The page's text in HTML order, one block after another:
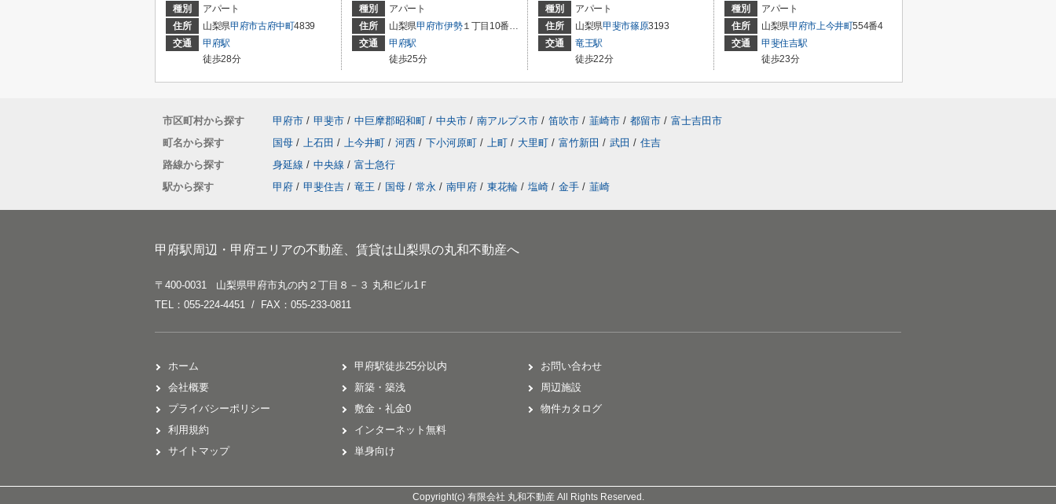
種別
アパート
住所
山梨県甲府市古府中町4839
交通
甲府駅
徒歩28分
種別
アパート
住所
山梨県甲府市伊勢１丁目10番16号
交通
甲府駅
徒歩25分
種別
アパート
住所
山梨県甲斐市篠原3193
交通
竜王駅
徒歩22分
種別
アパート
住所
山梨県甲府市上今井町554番4
交通
甲斐住吉駅
徒歩23分
市区町村から探す 甲府市 / 甲斐市 / 中巨摩郡昭和町 / 中央市 / 南アルプス市 / 笛吹市 / 韮崎市 / 都留市 / 富士吉田市
町名から探す
国母 / 上石田 / 上今井町 / 河西 / 下小河原町 / 上町 / 大里町 / 富竹新田 / 武田 / 住吉
路線から探す
身延線 / 中央線 / 富士急行
駅から探す
甲府 / 甲斐住吉 / 竜王 / 国母 / 常永 / 南甲府 / 東花輪 / 塩崎 / 金手 / 韮崎
甲府駅周辺・甲府エリアの不動産、賃貸は山梨県の丸和不動産へ
〒400-0031 山梨県甲府市丸の内２丁目８－３ 丸和ビル1Ｆ
TEL：055-224-4451 / FAX：055-233-0811
ホーム
会社概要
プライバシーポリシー
利用規約
サイトマップ
甲府駅徒歩25分以内
新築・築浅
敷金・礼金0
インターネット無料
単身向け
お問い合わせ
周辺施設
物件カタログ
Copyright(c) 有限会社 丸和不動産 All Rights Reserved.